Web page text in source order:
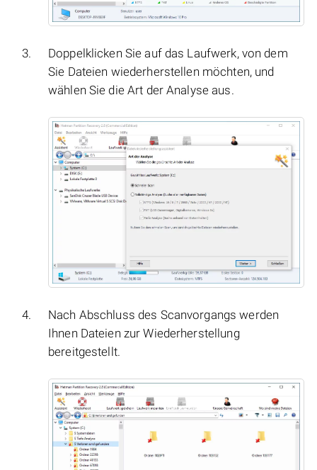
Doppelklicken Sie auf das Laufwerk, von dem
Sie Dateien wiederherstellen möchten, und
wählen Sie die Art der Analyse aus.
Nach Abschluss des Scanvorgangs werden
Ihnen Dateien zur Wiederherstellung
bereitgestellt.